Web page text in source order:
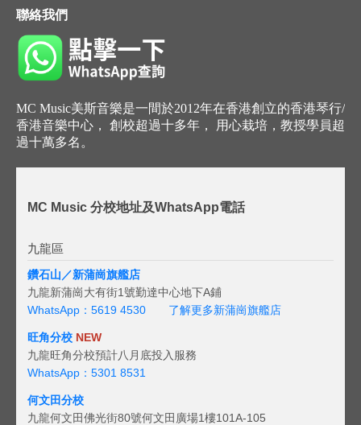
聯絡我們
MC Music美斯音樂是一間於2012年在香港創立的香港琴行/
香港音樂中心， 創校超過十多年， 用心栽培，教授學員超
過十萬多名。
MC Music 分校地址及WhatsApp電話
九龍區
鑽石山／新蒲崗旗艦店
九龍新蒲崗大有街1號勤達中心地下A鋪
WhatsApp：5619 4530
了解更多新蒲崗旗艦店
旺角分校 NEW
九龍旺角分校預計八月底投入服務
WhatsApp：5301 8531
何文田分校
九龍何文田佛光街80號何文田廣場1樓101A-105